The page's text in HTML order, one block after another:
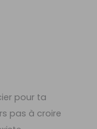
pour ta
pas à croire